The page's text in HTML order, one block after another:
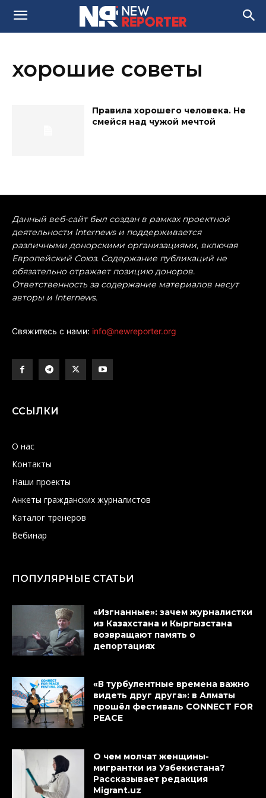
хорошие советы
Правила хорошего человека. Не
смейся над чужой мечтой
Данный веб-сайт был создан в рамках проектной
деятельности Internews и поддерживается
различными донорскими организациями, включая
Европейский Союз. Содержание публикаций не
обязательно отражает позицию доноров.
Ответственность за содержание материалов несут
авторы и Internews.
Свяжитесь с нами: info@newreporter.org
ССЫЛКИ
О нас
Контакты
Наши проекты
Анкеты гражданских журналистов
Каталог тренеров
Вебинар
ПОПУЛЯРНЫЕ СТАТЬИ
«Изгнанные»: зачем журналистки
из Казахстана и Кыргызстана
возвращают память о
депортациях
«В турбулентные времена важно
видеть друг друга»: в Алматы
прошёл фестиваль CONNECT FOR
PEACE
О чем молчат женщины-
мигрантки из Узбекистана?
Рассказывает редакция
Migrant.uz